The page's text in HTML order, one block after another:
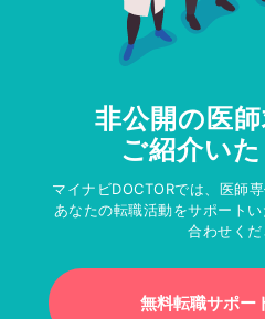
非公開の医
ご紹介いた
マイナビDOCTORでは、医師
あなたの転職活動をサポート
合わせくだ
無料転職サポー